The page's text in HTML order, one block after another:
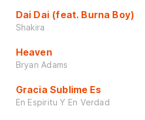
Dai Dai (feat. Burna Boy)
Shakira
Heaven
Bryan Adams
Gracia Sublime Es
En Espiritu Y En Verdad